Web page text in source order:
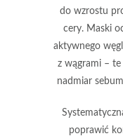
do wzrostu
cery. Maski
aktywnego
z wągrami –
nadmiar
poprawić